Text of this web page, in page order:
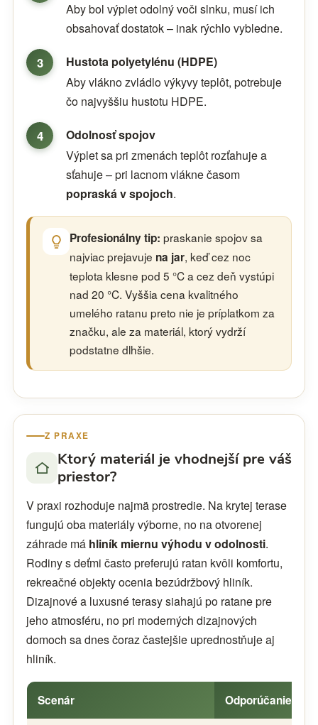
Aby bol výplet odolný voči slnku, musí ich
obsahovať dostatok – inak rýchlo vybledne.
Hustota polyetylénu (HDPE)
Aby vlákno zvládlo výkyvy teplôt, potrebuje
čo najvyššiu hustotu HDPE.
Odolnosť spojov
Výplet sa pri zmenách teplôt rozťahuje a
sťahuje – pri lacnom vlákne časom
popraská v spojoch.
Profesionálny tip: praskanie spojov sa
najviac prejavuje na jar, keď cez noc
teplota klesne pod 5 °C a cez deň vystúpi
nad 20 °C. Vyššia cena kvalitného
umelého ratanu preto nie je príplatkom za
značku, ale za materiál, ktorý vydrží
podstatne dlhšie.
Z PRAXE
Ktorý materiál je vhodnejší pre váš
priestor?
V praxi rozhoduje najmä prostredie. Na krytej terase
fungujú oba materiály výborne, no na otvorenej
záhrade má hliník miernu výhodu v odolnosti.
Rodiny s deťmi často preferujú ratan kvôli komfortu,
rekreačné objekty ocenia bezúdržbový hliník.
Dizajnové a luxusné terasy siahajú po ratane pre
jeho atmosféru, no pri moderných dizajnových
domoch sa dnes čoraz častejšie uprednostňuje aj
hliník.
Scenár Odporúčanie